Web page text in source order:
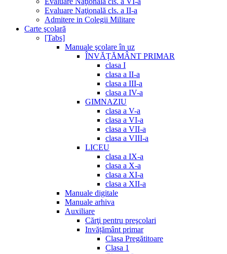
Evaluare Naţională cls. a II-a
Admitere in Colegii Militare
Carte şcolară
[Tabs]
Manuale şcolare în uz
ÎNVĂȚĂMÂNT PRIMAR
clasa I
clasa a II-a
clasa a III-a
clasa a IV-a
GIMNAZIU
clasa a V-a
clasa a VI-a
clasa a VII-a
clasa a VIII-a
LICEU
clasa a IX-a
clasa a X-a
clasa a XI-a
clasa a XII-a
Manuale digitale
Manuale arhiva
Auxiliare
Cărţi pentru preşcolari
Invățământ primar
Clasa Pregătitoare
Clasa 1